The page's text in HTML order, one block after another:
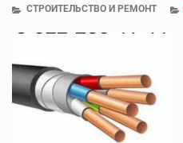
СТРОИТЕЛЬСТВО И РЕМОНТ